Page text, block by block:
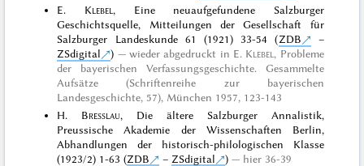
E. Klebel, Eine neuaufgefundene Salzburger
Geschichtsquelle, Mitteilungen der Gesellschaft für
Salzburger Landeskunde 61 (1921) 33-54 (ZDB
–
ZSdigital
) wieder abgedruckt in E. Klebel, Probleme
der bayerischen Verfassungsgeschichte. Gesammelte
Aufsätze (Schriftenreihe zur bayerischen
Landesgeschichte, 57), München 1957, 123-143
H. Bresslau, Die ältere Salzburger Annalistik,
Preussische Akademie der Wissenschaften Berlin,
Abhandlungen der historisch-philologischen Klasse
(1923/2) 1-63 (ZDB – ZSdigital )
hier 36-39